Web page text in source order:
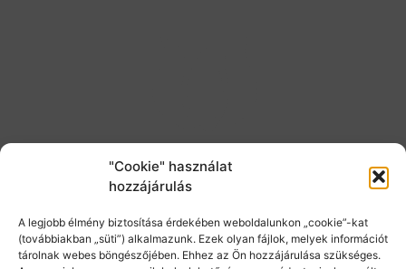
"Cookie" használat
hozzájárulás
A legjobb élmény biztosítása érdekében weboldalunkon „cookie”-kat
(továbbiakban „süti”) alkalmazunk. Ezek olyan fájlok, melyek információt
tárolnak webes böngészőjében. Ehhez az Ön hozzájárulása szükséges.